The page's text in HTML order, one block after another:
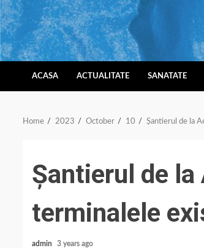
Skip
to
content
ACASA ACTUALITATE SANATATE
Home 2023 October 10 Șantierul de la
Șantierul de
terminalele
admin 3 years ago